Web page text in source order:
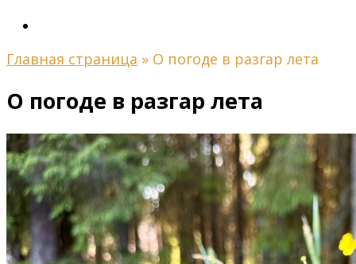
Главная страница » О погоде в разгар лета
О погоде в разгар лета